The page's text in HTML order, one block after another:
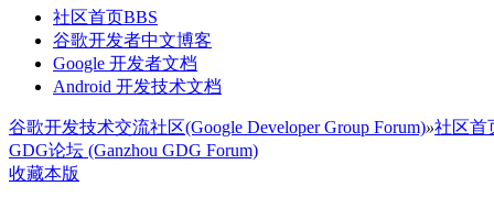
社区首页BBS
谷歌开发者中文博客
Google 开发者文档
Android 开发技术文档
谷歌开发技术交流社区(Google Developer Group Forum)»社区首
GDG论坛 (Ganzhou GDG Forum)
收藏本版